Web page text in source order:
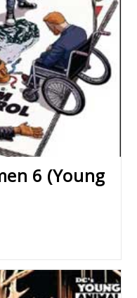
6 (Young